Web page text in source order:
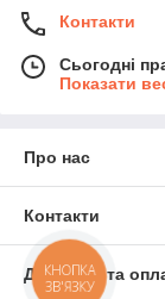
Контакти
Сьогодні
Показати
Про нас
Контакти
Доставка та
КНОПКА
ЗВ'ЯЗКУ